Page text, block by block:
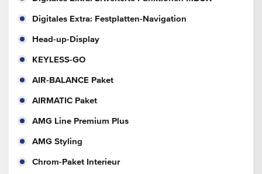
Digitales Extra: Festplatten-Navigation
Head-up-Display
KEYLESS-GO
AIR-BALANCE Paket
AIRMATIC Paket
AMG Line Premium Plus
AMG Styling
Chrom-Paket Interieur